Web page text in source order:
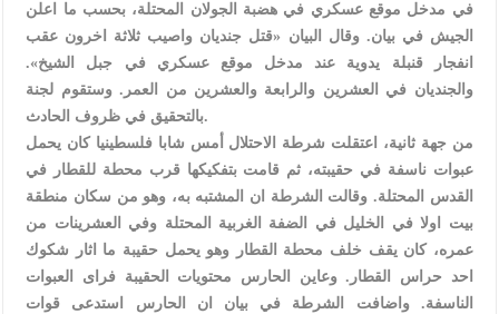
على شراكة فاعلة مع الإعلام
دعوة المكلفين بخدمة العلم (الدفعة الثالثة) إلى مراجعة منصة خدمة
العلم
الملك يلتقي مجموعة من رفاق السلاح
الملك يتلقى اتصالا هاتفيا من العاهل البحريني
القاضي محمود أحمد فريحات.. مبارك ومزيدا من التوفيق
في مدخل موقع عسكري في هضبة الجولان المحتلة، بحسب ما اعلن
الجيش في بيان. وقال البيان «قتل جنديان واصيب ثلاثة اخرون عقب
انفجار قنبلة يدوية عند مدخل موقع عسكري في جبل الشيخ».
والجنديان في العشرين والرابعة والعشرين من العمر. وستقوم لجنة
بالتحقيق في ظروف الحادث.
من جهة ثانية، اعتقلت شرطة الاحتلال أمس شابا فلسطينيا كان يحمل
عبوات ناسفة في حقيبته، ثم قامت بتفكيكها قرب محطة للقطار في
القدس المحتلة. وقالت الشرطة ان المشتبه به، وهو من سكان منطقة
بيت اولا في الخليل في الضفة الغربية المحتلة وفي العشرينات من
عمره، كان يقف خلف محطة القطار وهو يحمل حقيبة ما اثار شكوك
احد حراس القطار. وعاين الحارس محتويات الحقيبة فراى العبوات
الناسفة. واضافت الشرطة في بيان ان الحارس استدعى قوات